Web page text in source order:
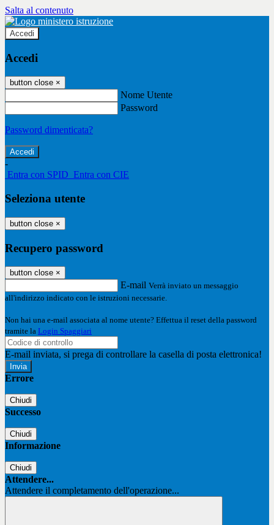
Salta al contenuto
Accedi
Accedi
button close ×
Nome Utente
Password
Password dimenticata?
-
Entra con SPID Entra con CIE
Seleziona utente
button close ×
Recupero password
button close ×
E-mail Verrà inviato un messaggio
all'indirizzo indicato con le istruzioni necessarie.
Non hai una e-mail associata al nome utente? Effettua il reset della password
tramite la Login Spaggiari
E-mail inviata, si prega di controllare la casella di posta elettronica!
Errore
Chiudi
Successo
Chiudi
Informazione
Chiudi
Attendere...
Attendere il completamento dell'operazione...